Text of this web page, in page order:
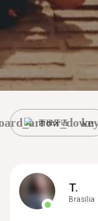
西班牙语
T.
Brasília